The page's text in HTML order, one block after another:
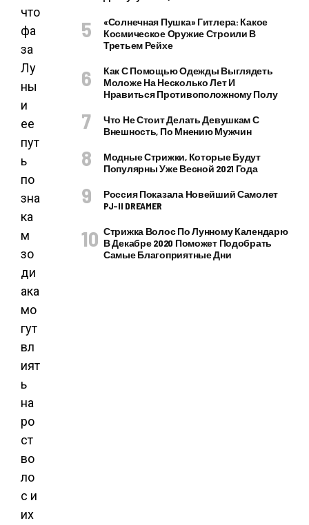
что
фа
за
Лу
ны
и
ее
пут
ь
по
зна
ка
м
зо
ди
ака
мо
гут
вл
ият
ь
на
ро
ст
во
ло
с и
их
«Солнечная Пушка» Гитлера: Какое
Космическое Оружие Строили В
Третьем Рейхе
Как С Помощью Одежды Выглядеть
Моложе На Несколько Лет И
Нравиться Противоположному Полу
Что Не Стоит Делать Девушкам С
Внешность, По Мнению Мужчин
Модные Стрижки, Которые Будут
Популярны Уже Весной 2021 Года
Россия Показала Новейший Самолет
PJ–II DREAMER
Стрижка Волос По Лунному Календарю
В Декабре 2020 Поможет Подобрать
Самые Благоприятные Дни